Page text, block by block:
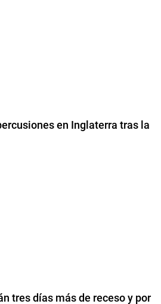
en Inglaterra tras la
tres días más de receso y por